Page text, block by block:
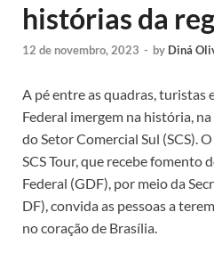
histórias da
12 de novembro, 2023 - by Diná
A pé entre as quadras,
Federal imergem na história,
do Setor Comercial Sul (SCS).
SCS Tour, que recebe
Federal (GDF), por meio da
DF), convida as pessoas a
no coração de Brasília.